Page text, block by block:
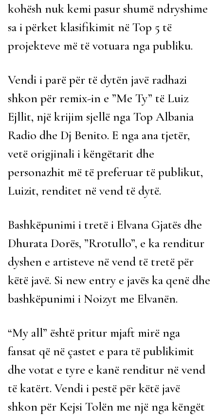
kohësh nuk kemi pasur shumë ndryshime
sa i përket klasifikimit në Top 5 të
projekteve më të votuara nga publiku.
Vendi i parë për të dytën javë radhazi
shkon për remix-in e ”Me Ty” të Luiz
Ejllit, një krijim sjellë nga Top Albania
Radio dhe Dj Benito. E nga ana tjetër,
vetë origjinali i këngëtarit dhe
personazhit më të preferuar të publikut,
Luizit, renditet në vend të dytë.
Bashkëpunimi i tretë i Elvana Gjatës dhe
Dhurata Dorës, ”Rrotullo”, e ka renditur
dyshen e artisteve në vend të tretë për
këtë javë. Si new entry e javës ka qenë dhe
bashkëpunimi i Noizyt me Elvanën.
“My all” është pritur mjaft mirë nga
fansat që në çastet e para të publikimit
dhe votat e tyre e kanë renditur në vend
të katërt. Vendi i pestë për këtë javë
shkon për Kejsi Tolën me një nga këngët